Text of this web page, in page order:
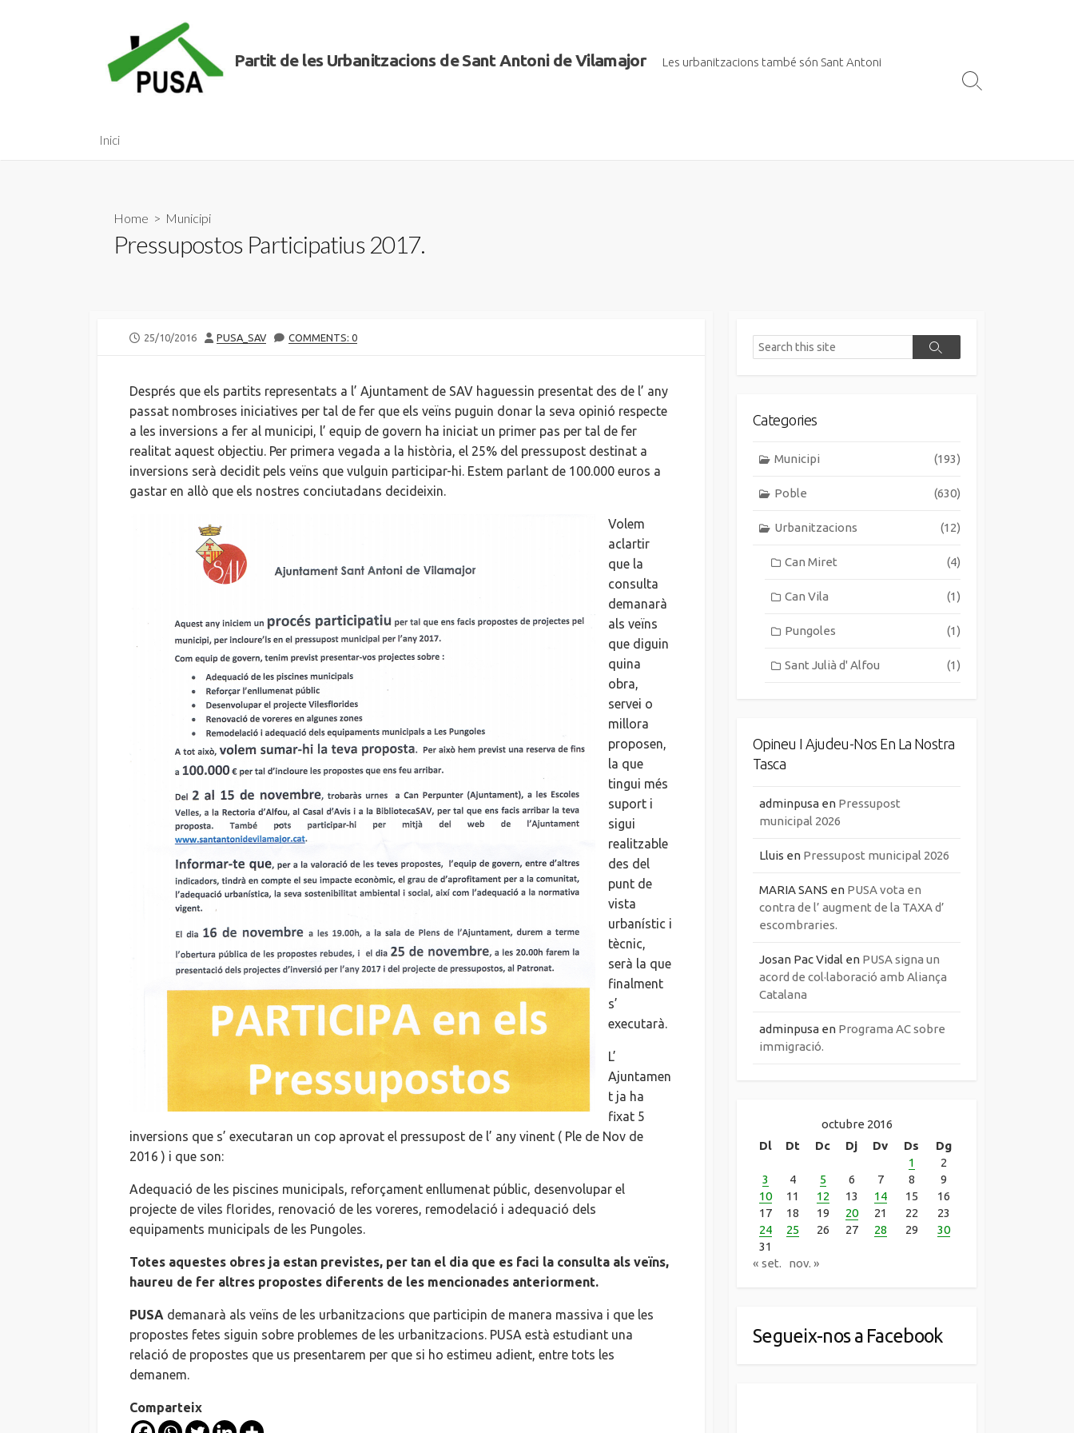
Partit de les Urbanitzacions de Sant Antoni de Vilamajor Les urbanitzacions també són Sant Antoni
Inici
Search
Home > Municipi
Pressupostos Participatius 2017.
PUBLISHED
25/10/2016 AUTHOR
PUSA_SAV COMMENTS: 0
Després que els partits representats a l’ Ajuntament de SAV haguessin presentat des de l’ any
passat nombroses iniciatives per tal de fer que els veïns puguin donar la seva opinió respecte
a les inversions a fer al municipi, l’ equip de govern ha iniciat un primer pas per tal de fer
realitat aquest objectiu. Per primera vegada a la història, el 25% del pressupost destinat a
inversions serà decidit pels veïns que vulguin participar-hi. Estem parlant de 100.000 euros a
gastar en allò que els nostres conciutadans decideixin.
Volem
aclartir
que la
consulta
demanarà
als veïns
que diguin
quina
obra,
servei o
millora
proposen,
la que
tingui més
suport i
sigui
realitzable
des del
punt de
vista
urbanístic i
tècnic,
serà la que
finalment
s’
executarà.
L’
Ajuntamen
t ja ha
fixat 5
inversions que s’ executaran un cop aprovat el pressupost de l’ any vinent ( Ple de Nov de
2016 ) i que son:
Adequació de les piscines municipals, reforçament enllumenat públic, desenvolupar el
projecte de viles florides, renovació de les voreres, remodelació i adequació dels
equipaments municipals de les Pungoles.
Totes aquestes obres ja estan previstes, per tan el dia que es faci la consulta als veïns,
haureu de fer altres propostes diferents de les mencionades anteriorment.
PUSA demanarà als veïns de les urbanitzacions que participin de manera massiva i que les
propostes fetes siguin sobre problemes de les urbanitzacions. PUSA està estudiant una
relació de propostes que us presentarem per que si ho estimeu adient, entre tots les
demanem.
Comparteix
Search
Search
Categories
Municipi (193)
Poble (630)
Urbanitzacions (12)
Can Miret (4)
Can Vila (1)
Pungoles (1)
Sant Julià d' Alfou (1)
Opineu I Ajudeu-Nos En La Nostra
Tasca
adminpusa en Pressupost
municipal 2026
Lluis en Pressupost municipal 2026
MARIA SANS en PUSA vota en
contra de l’ augment de la TAXA d’
escombraries.
Josan Pac Vidal en PUSA signa un
acord de col·laboració amb Aliança
Catalana
adminpusa en Programa AC sobre
immigració.
octubre 2016
Dl
Dt Dc Dj Dv Ds
Dg
1
2
3
4 5 6 7 8
9
10
11 12 13 14 15
16
17
18 19 20 21 22
23
24
25 26 27 28 29
30
31
« set.
nov. »
Segueix-nos a Facebook